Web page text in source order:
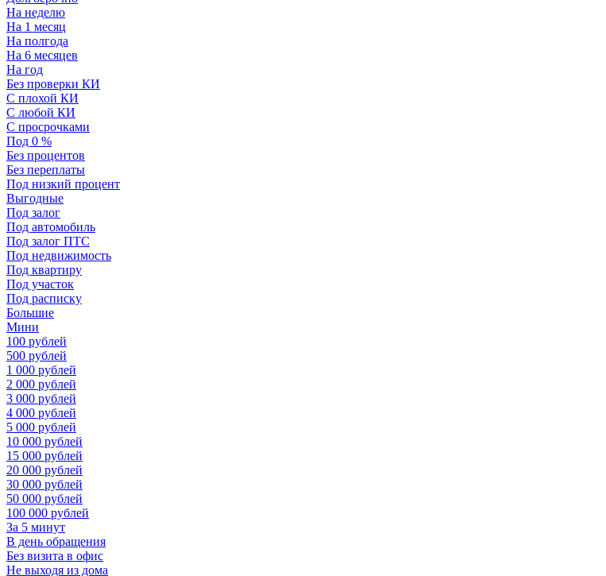
На неделю
На 1 месяц
На полгода
На 6 месяцев
На год
Без проверки КИ
С плохой КИ
С любой КИ
С просрочками
Под 0 %
Без процентов
Без переплаты
Под низкий процент
Выгодные
Под залог
Под автомобиль
Под залог ПТС
Под недвижимость
Под квартиру
Под участок
Под расписку
Большие
Мини
100 рублей
500 рублей
1 000 рублей
2 000 рублей
3 000 рублей
4 000 рублей
5 000 рублей
10 000 рублей
15 000 рублей
20 000 рублей
30 000 рублей
50 000 рублей
100 000 рублей
За 5 минут
В день обращения
Без визита в офис
Не выходя из дома